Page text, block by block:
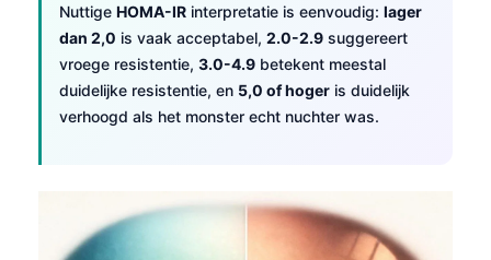
Nuttige HOMA-IR interpretatie is eenvoudig: lager
dan 2,0 is vaak acceptabel, 2.0-2.9 suggereert
vroege resistentie, 3.0-4.9 betekent meestal
duidelijke resistentie, en 5,0 of hoger is duidelijk
verhoogd als het monster echt nuchter was.